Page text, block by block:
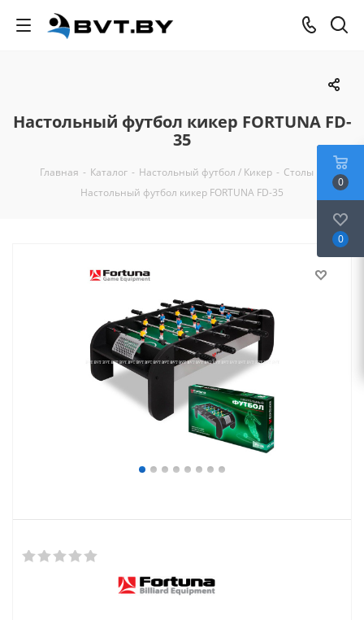
Настольный футбол кикер FORTUNA FD-
35
Главная - Каталог - Настольный футбол / Кикер - Столы
Настольный футбол кикер FORTUNA FD-35
0
0